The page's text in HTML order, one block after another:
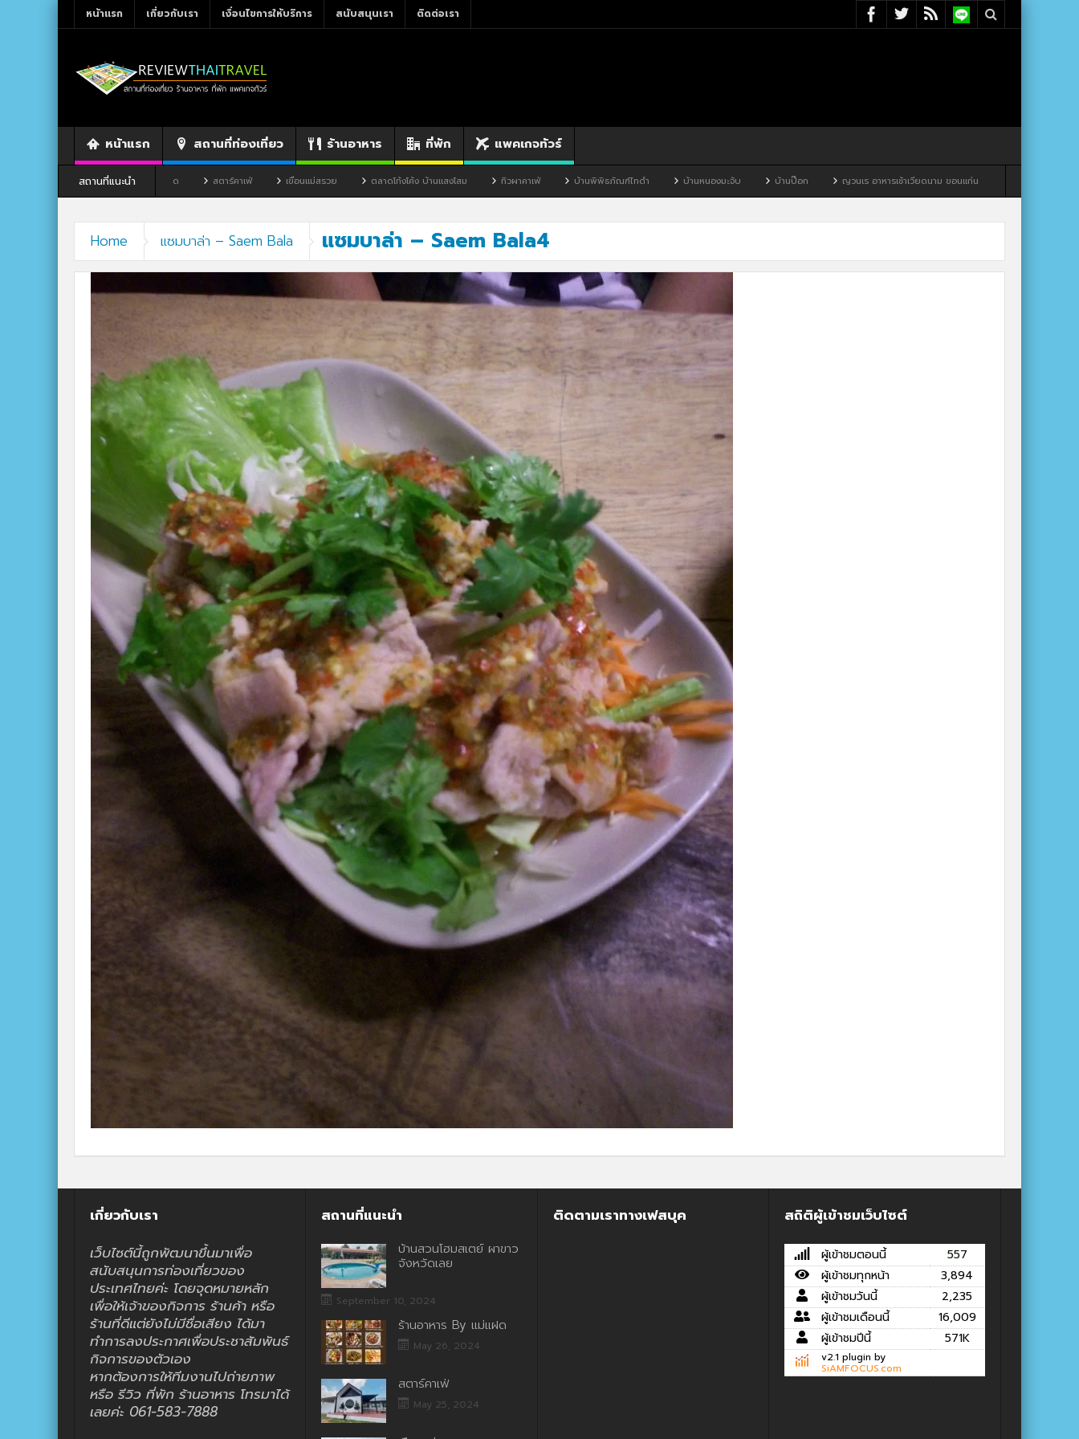
หน้าแรก เกี่ยวกับเรา เงื่อนไขการให้บริการ สนับสนุนเรา ติดต่อเรา
หน้าแรก สถานที่ท่องเที่ยว ร้านอาหาร ที่พัก แพคเกจทัวร์
สถานที่แนะนำ
ร้านอาหาร By แม่แฝด สตาร์คาเฟ่ เขื่อนแม่สรวย ตลาดโก้งโค้ง บ้านแสงโสม ทิวผาคาเฟ่ บ้านพิพิธภัณฑ์ไทดำ บ้านหนองมะจับ บ้านป๊อก ญวนเร อาหารเช้าเวียดนาม ขอนแก่น
Home แซมบาล่า – Saem Bala แซมบาล่า – Saem Bala4
เกี่ยวกับเรา
เว็บไซต์นี้ถูกพัฒนาขึ้นมาเพื่อ
สนับสนุนการท่องเที่ยวของ
ประเทศไทยค่ะ โดยจุดหมายหลัก
เพื่อให้เจ้าของกิจการ ร้านค้า หรือ
ร้านที่ดีแต่ยังไม่มีชื่อเสียง ได้มา
ทำการลงประกาศเพื่อประชาสัมพันธ์
กิจการของตัวเอง
หากต้องการให้ทีมงานไปถ่ายภาพ
หรือ รีวิว ที่พัก ร้านอาหาร โทรมาได้
เลยค่ะ 061-583-7888
สถานที่แนะนำ
บ้านสวนโฮมสเตย์ ผาขาว
จังหวัดเลย
September 10, 2024
ร้านอาหาร By แม่แฝด
May 26, 2024
สตาร์คาเฟ่
May 25, 2024
ติดตามเราทางเฟสบุค สถิติผู้เข้าชมเว็บไซต์
ผู้เข้าชมตอนนี้
557
ผู้เข้าชมทุกหน้า
3,894
ผู้เข้าชมวันนี้
2,235
ผู้เข้าชมเดือนนี้
16,009
ผู้เข้าชมปีนี้
571K
v2.1 plugin by
SiAMFOCUS.com